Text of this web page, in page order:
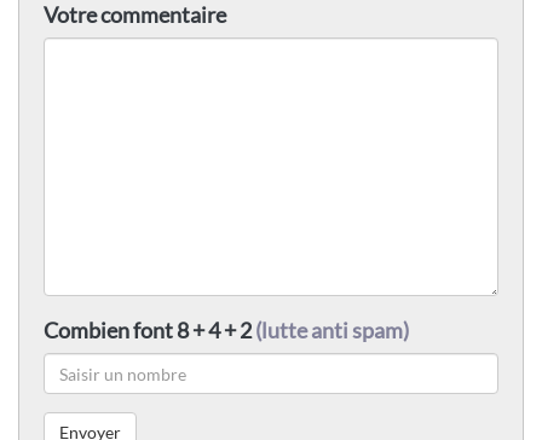
Votre commentaire
Combien font 8 + 4 + 2(lutte anti spam)